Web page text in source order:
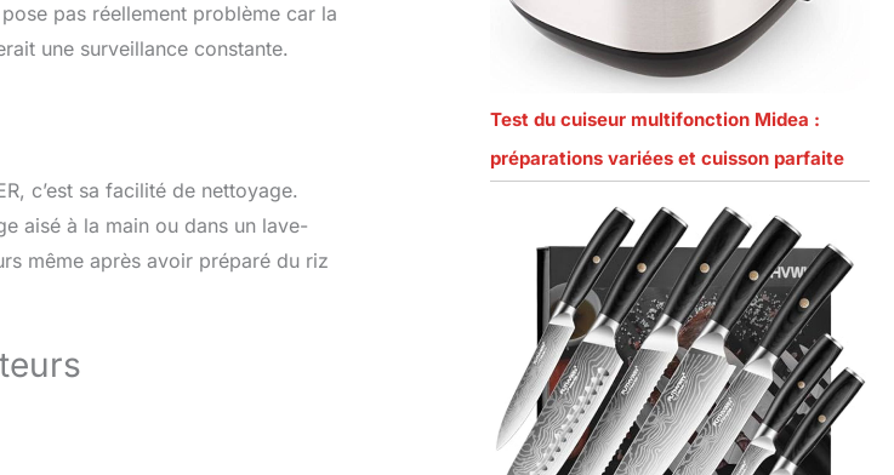
pas réellement problème car la
une surveillance constante.
c’est sa facilité de nettoyage.
aisé à la main ou dans un lave-
même après avoir préparé du riz
Test du cuiseur multifonction Midea :
préparations variées et cuisson parfaite